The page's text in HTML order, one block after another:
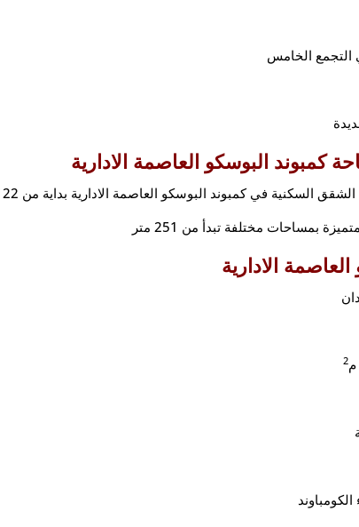
التجمع الخامس
كمبوند البوسكو العاصمة الادارية
السكنية في كمبوند البوسكو العاصمة الادارية بداية من 122 متر
بمساحات مختلفة تبدأ من 251 متر
الادارية
2